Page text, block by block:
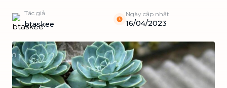
Tác giả
btaskee
Ngày cập nhật
16/04/2023